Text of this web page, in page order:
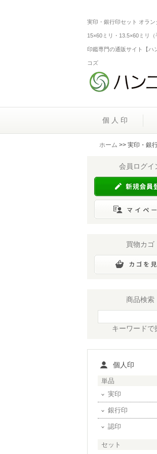
実印・銀行印セット オラン
15×60ミリ・13.5×60ミリ（
印鑑専門の通販サイト【ハ
コズ
個 人 印
ホーム >> 実印・銀
会員ログイ
買物カゴ
商品検索
キーワードで
個人印
単品
実印
銀行印
認印
セット